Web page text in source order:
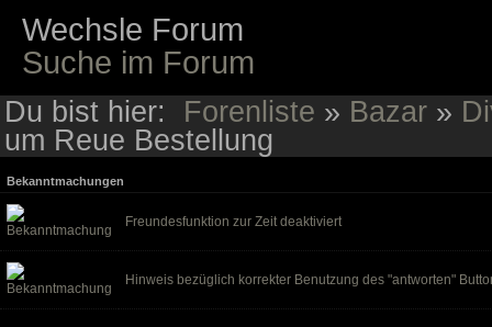
Wechsle Forum
Suche im Forum
Du bist hier: Forenliste » Bazar »
um Reue Bestellung
Bekanntmachungen
Freundesfunktion zur Zeit deaktiviert
Hinweis bezüglich korrekter Benutzung des "antworten"